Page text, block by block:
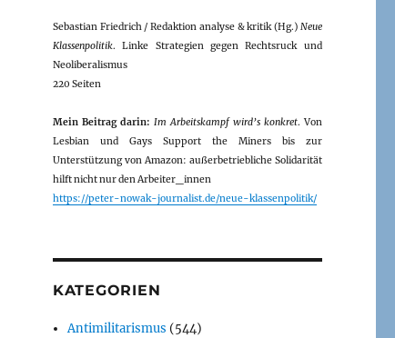
Sebastian Friedrich / Redaktion analyse & kritik (Hg.) Neue
Klassenpolitik. Linke Strategien gegen Rechtsruck und
Neoliberalismus
220 Seiten
Mein Beitrag darin: Im Arbeitskampf wird’s konkret. Von
Lesbian und Gays Support the Miners bis zur
Unterstützung von Amazon: außerbetriebliche Solidarität
hilft nicht nur den Arbeiter_innen
https://peter-nowak-journalist.de/neue-klassenpolitik/
KATEGORIEN
Antimilitarismus (544)